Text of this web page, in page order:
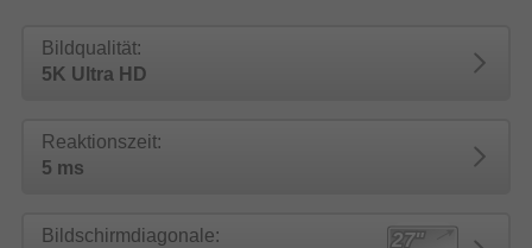
Bildqualität:
5K Ultra HD
Reaktionszeit:
5 ms
Bildschirmdiagonale: